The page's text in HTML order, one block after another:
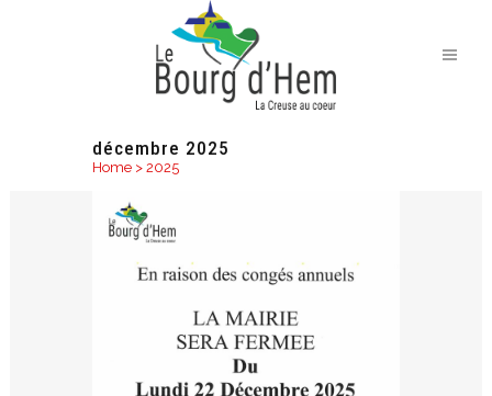
décembre 2025
Home> 2025